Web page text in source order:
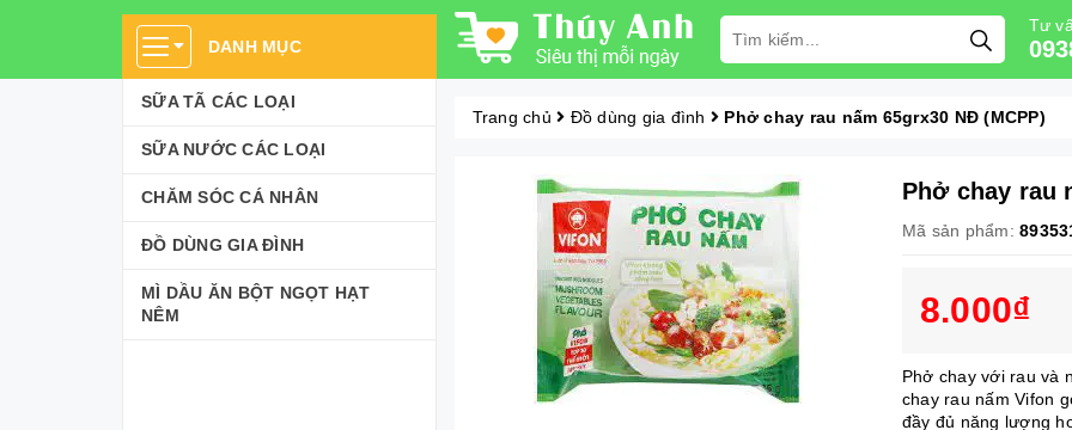
DANH MỤC
SỮA TÃ CÁC LOẠI
SỮA NƯỚC CÁC LOẠI
CHĂM SÓC CÁ NHÂN
ĐỒ DÙNG GIA ĐÌNH
MÌ DẦU ĂN BỘT NGỌT HẠT
NÊM
Tư
Trang chủ Đồ dùng gia đình Phở chay rau nấm 65grx30 NĐ (MCPP)
Phở chay rau
Mã sản phẩm:
8.000₫
Phở chay với rau và
chay rau nấm Vifon
đầy đủ năng lượng